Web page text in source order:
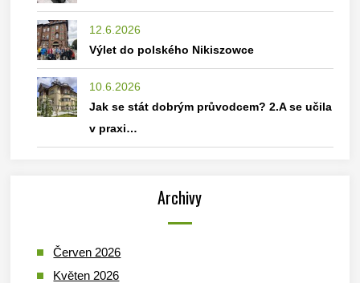
12.6.2026
Výlet do polského Nikiszowce
10.6.2026
Jak se stát dobrým průvodcem? 2.A se učila
v praxi…
Archivy
Červen 2026
Květen 2026